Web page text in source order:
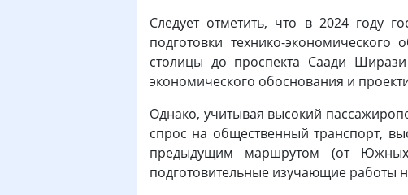
Следует отметить, что в 2024 году
подготовки технико-
столицы до проспекта Саади
экономического обоснования и
Однако, учитывая высокий
спрос на общественный транспорт,
предыдущим маршрутом (от Южных
подготовительные изучающие работы